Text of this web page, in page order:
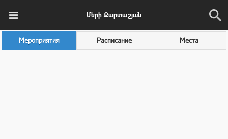
Մերի Քարտաշյան
Мероприятия Расписание Места